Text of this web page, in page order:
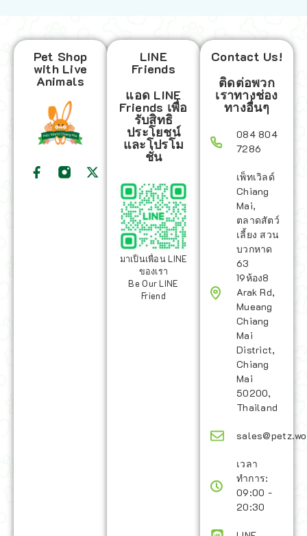
Pet Shop
with Live
Animals
LINE
Friends
แอด LINE
Friends เพื่อ
รับสิทธิ
ประโยชน์
และโปรโม
ชั่น
มาเป็นเพื่อน LINE
ของเรา
Be Our LINE
Friend
Contact Us!
ติดต่อพวก
เราทางช่อง
ทางอื่นๆ
084 804
7286
เพ็ทเวิลด์
Chiang
Mai,
ตลาดสัตว์
เลี้ยง สวน
บวกหาด
63
19ห้อง8
Arak Rd,
Mueang
Chiang
Mai
District,
Chiang
Mai
50200,
Thailand
เวลา
ทำการ:
09:00 -
20:30